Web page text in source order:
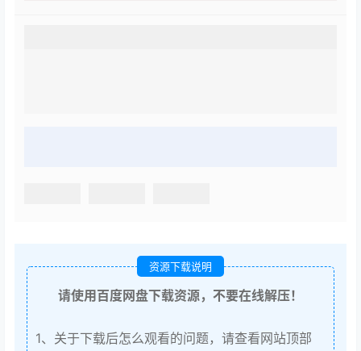
资源下载说明
请使用百度网盘下载资源，不要在线解压！
1、关于下载后怎么观看的问题，请查看网站顶部